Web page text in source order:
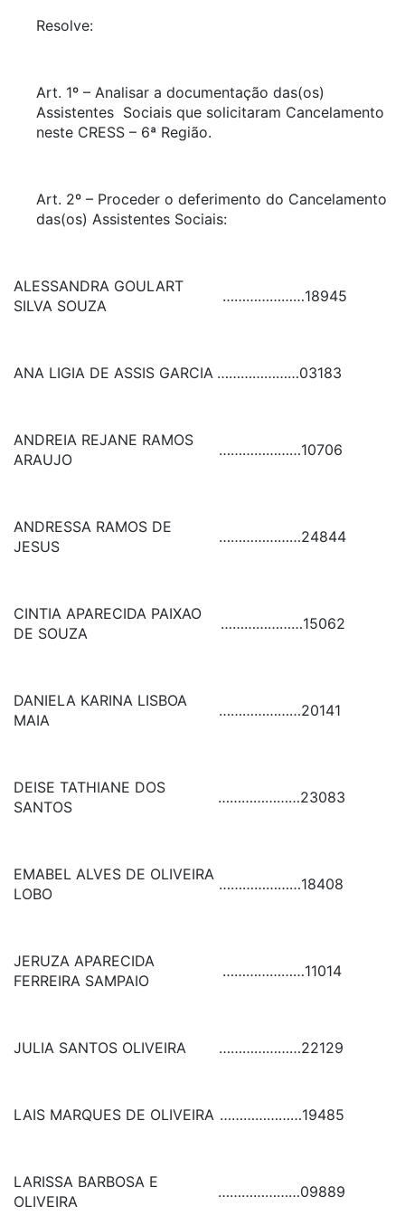
Resolve:
Art. 1º – Analisar a documentação das(os)
Assistentes Sociais que solicitaram Cancelamento
neste CRESS – 6ª Região.
Art. 2º – Proceder o deferimento do Cancelamento
das(os) Assistentes Sociais:
ALESSANDRA GOULART
SILVA SOUZA
…………………18945
ANA LIGIA DE ASSIS GARCIA …………………03183
ANDREIA REJANE RAMOS
ARAUJO
…………………10706
ANDRESSA RAMOS DE
JESUS
…………………24844
CINTIA APARECIDA PAIXAO
DE SOUZA
…………………15062
DANIELA KARINA LISBOA
MAIA
…………………20141
DEISE TATHIANE DOS
SANTOS
…………………23083
EMABEL ALVES DE OLIVEIRA
LOBO
…………………18408
JERUZA APARECIDA
FERREIRA SAMPAIO
…………………11014
JULIA SANTOS OLIVEIRA …………………22129
LAIS MARQUES DE OLIVEIRA …………………19485
LARISSA BARBOSA E
OLIVEIRA
…………………09889